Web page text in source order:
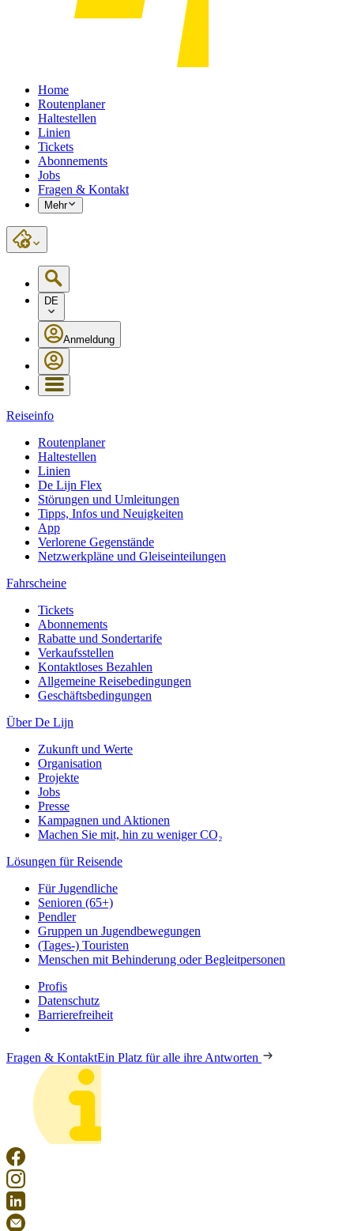
Home
Routenplaner
Haltestellen
Linien
Tickets
Abonnements
Jobs
Fragen & Kontakt
Mehr
DE
Anmeldung
Reiseinfo
Routenplaner
Haltestellen
Linien
De Lijn Flex
Störungen und Umleitungen
Tipps, Infos und Neuigkeiten
App
Verlorene Gegenstände
Netzwerkpläne und Gleiseinteilungen
Fahrscheine
Tickets
Abonnements
Rabatte und Sondertarife
Verkaufsstellen
Kontaktloses Bezahlen
Allgemeine Reisebedingungen
Geschäftsbedingungen
Über De Lijn
Zukunft und Werte
Organisation
Projekte
Jobs
Presse
Kampagnen und Aktionen
Machen Sie mit, hin zu weniger CO₂
Lösungen für Reisende
Für Jugendliche
Senioren (65+)
Pendler
Gruppen un Jugendbewegungen
(Tages-) Touristen
Menschen mit Behinderung oder Begleitpersonen
Profis
Datenschutz
Barrierefreiheit
Fragen & KontaktEin Platz für alle ihre Antworten